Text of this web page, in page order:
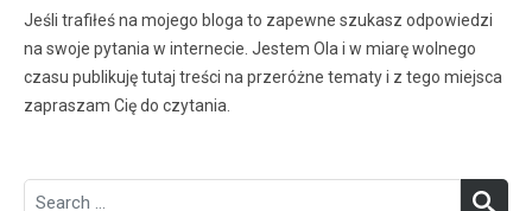
Jeśli trafiłeś na mojego bloga to zapewne szukasz odpowiedzi
na swoje pytania w internecie. Jestem Ola i w miarę wolnego
czasu publikuję tutaj treści na przeróżne tematy i z tego miejsca
zapraszam Cię do czytania.
Search